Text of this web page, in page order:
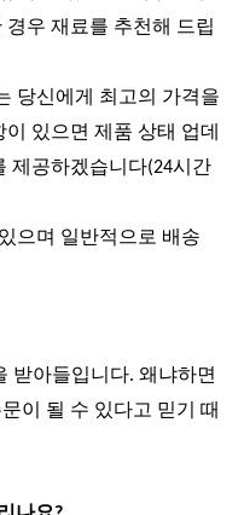
우 재료를 추천해 드립
당신에게 최고의 가격을
있으면 제품 상태 업데
제공하겠습니다(24시간
으며 일반적으로 배송
받아들입니다. 왜냐하면
이 될 수 있다고 믿기 때